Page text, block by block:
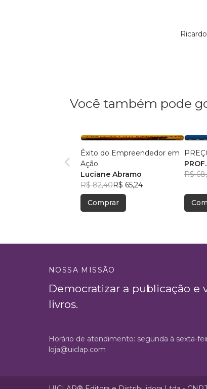
Você também pode
Êxito do Empreendedor em
Ação
Luciane Abramo
R$ 82,40R$ 65,24
Comprar
R$
NOSSA MISSÃO
Democratizar a publicação e
livros.
Horário de atendimento: segunda à sexta-
loja@uiclap.com